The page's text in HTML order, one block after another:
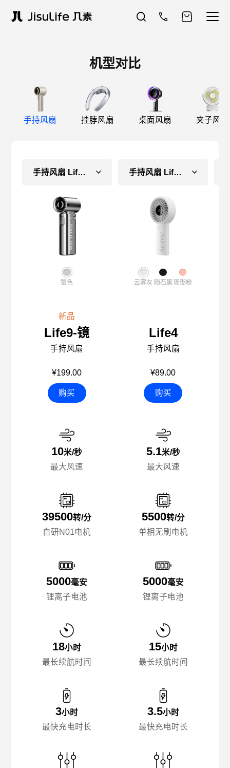
机型对比
手持风扇 挂脖风扇 桌面风扇 夹子风扇
手持风扇 Life9-镜
银色
新品
Life9-镜
手持风扇
¥199.00
购买
10米/秒
最大风速
39500转/分
自研N01电机
5000毫安
锂离子电池
18小时
最长续航时间
3小时
最快充电时长
手持风扇 Life4（长续航款）
云雾灰 陨石黑 珊瑚粉
Life4
手持风扇
¥89.00
购买
5.1米/秒
最大风速
5500转/分
单相无刷电机
5000毫安
锂离子电池
15小时
最长续航时间
3.5小时
最快充电时长